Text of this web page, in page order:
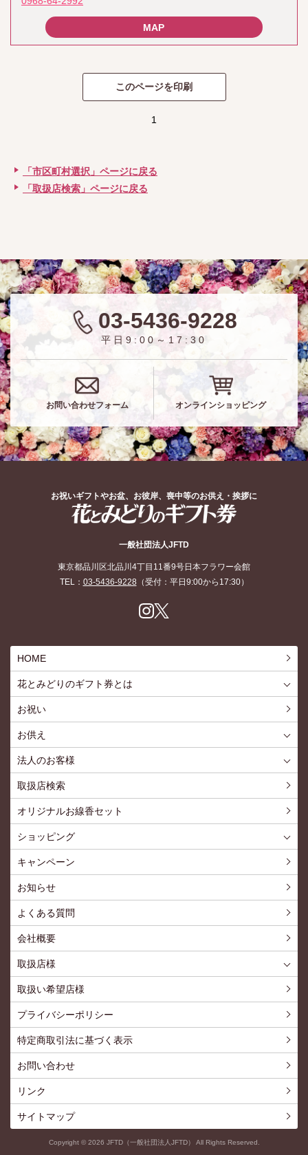
1
「市区町村選択」ページに戻る
「取扱店検索」ページに戻る
03-5436-9228
平日9:00～17:30
お問い合わせフォーム オンラインショッピング
お祝いギフトやお盆、お彼岸、喪中等のお供え・挨拶に
一般社団法人JFTD
東京都品川区北品川4丁目11番9号日本フラワー会館
TEL： 03-5436-9228 （受付：平日9:00から17:30）
HOME
花とみどりのギフト券とは
お祝い
お供え
法人のお客様
取扱店検索
オリジナルお線香セット
ショッピング
キャンペーン
お知らせ
よくある質問
会社概要
取扱店様
取扱い希望店様
プライバシーポリシー
特定商取引法に基づく表示
お問い合わせ
リンク
サイトマップ
Copyright © 2026 JFTD（一般社団法人JFTD） All Rights Reserved.